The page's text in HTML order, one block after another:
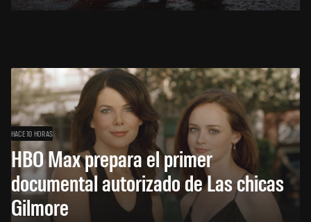
HACE 10 HORAS
HBO Max prepara el primer
documental autorizado de Las chicas
Gilmore